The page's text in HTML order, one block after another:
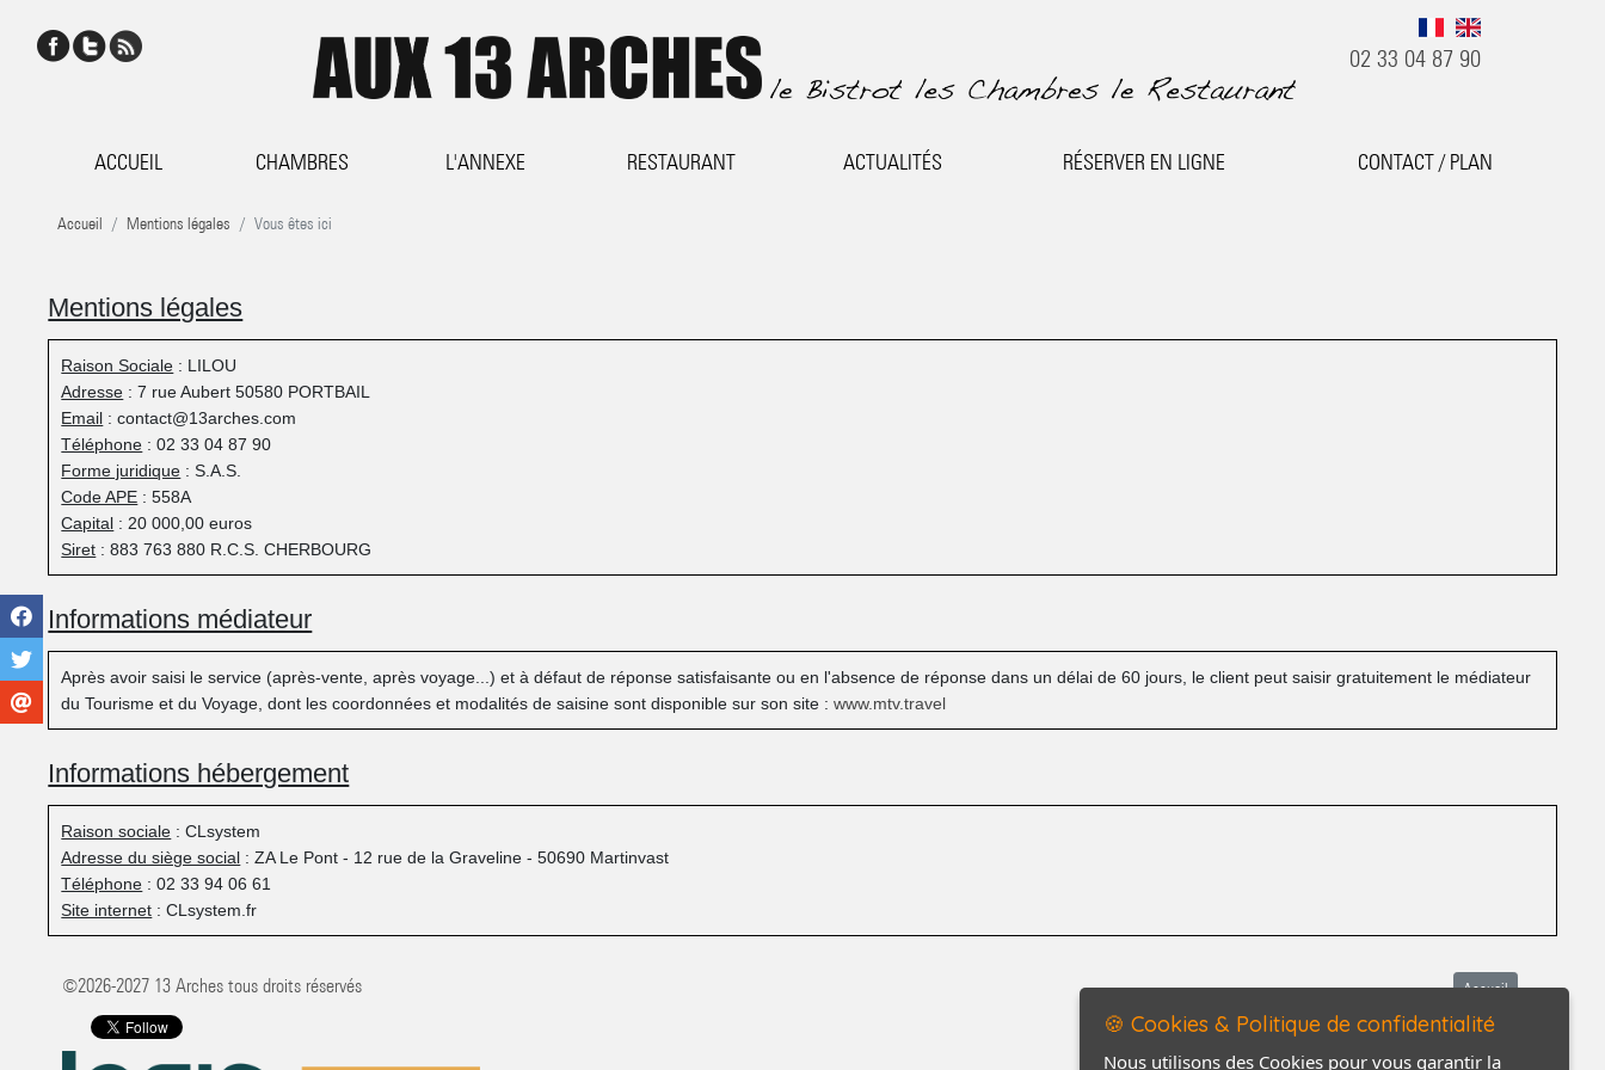
02 33 04 87 90
ACCUEIL CHAMBRES L'ANNEXE RESTAURANT ACTUALITÉS RÉSERVER EN LIGNE CONTACT / PLAN
Accueil Mentions légales Vous êtes ici
Mentions légales
Raison Sociale : LILOU
Adresse : 7 rue Aubert 50580 PORTBAIL
Email : contact@13arches.com
Téléphone : 02 33 04 87 90
Forme juridique : S.A.S.
Code APE : 558A
Capital : 20 000,00 euros
Siret : 883 763 880 R.C.S. CHERBOURG
Informations médiateur
Après avoir saisi le service (après-vente, après voyage...) et à défaut de réponse satisfaisante ou en l'absence de réponse dans un délai de 60 jours, le client peut saisir gratuitement le médiateur
du Tourisme et du Voyage, dont les coordonnées et modalités de saisine sont disponible sur son site :www.mtv.travel
Informations hébergement
Raison sociale : CLsystem
Adresse du siège social : ZA Le Pont - 12 rue de la Graveline - 50690 Martinvast
Téléphone : 02 33 94 06 61
Site internet : CLsystem.fr
©2026-2027 13 Arches tous droits réservés
Accueil
Mentions légales
Politique de confidentialité
🍪 Cookies & Politique de confidentialité
Nous utilisons des Cookies pour vous garantir la